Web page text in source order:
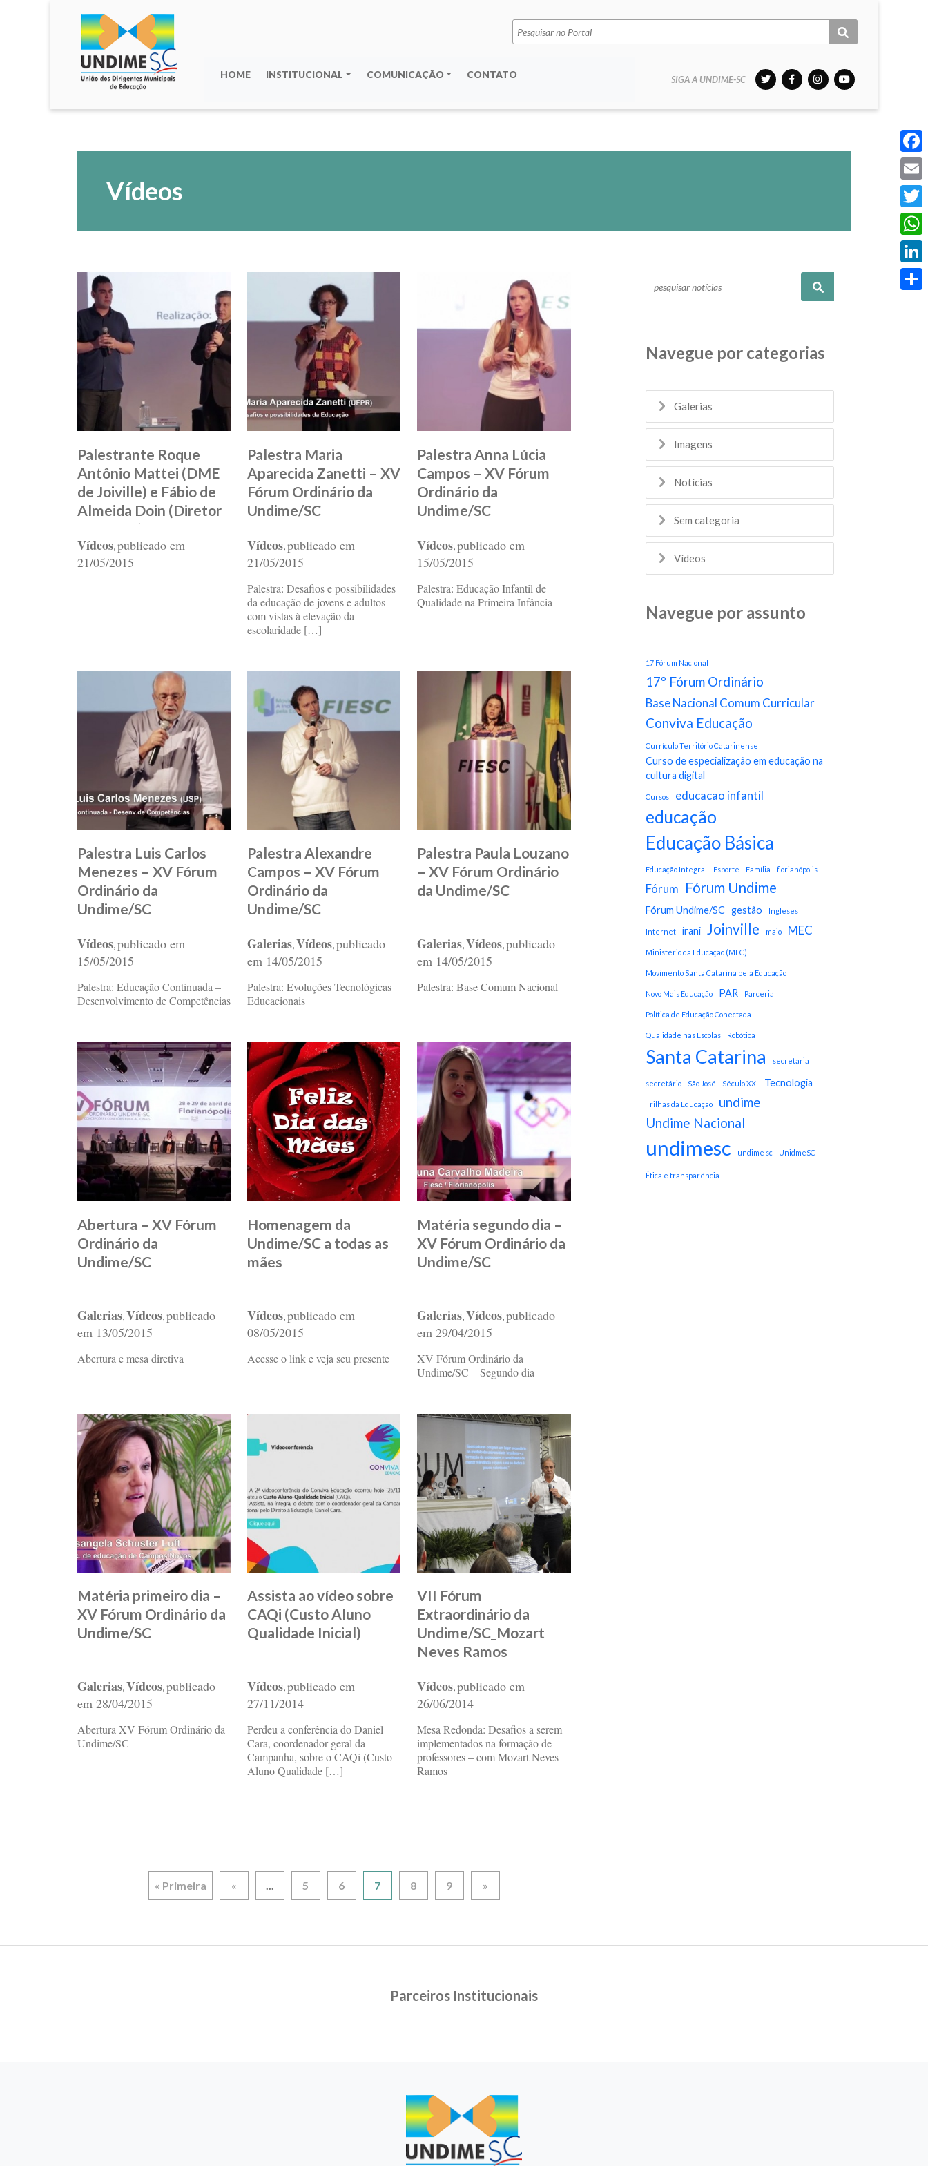
Pesquisar
por:
HOME INSTITUCIONAL COMUNICAÇÃO CONTATO SIGA A UNDIME-SC
Vídeos
Palestrante Roque
Antônio Mattei (DME
de Joiville) e Fábio de
Almeida Doin (Diretor
da Escola)
Vídeos publicado em
21/05/2015
Palestra Maria
Aparecida Zanetti – XV
Fórum Ordinário da
Undime/SC
Vídeos ,publicado em
21/05/2015
Palestra: Desafios e possibilidades
da educação de jovens e adultos
com vistas à elevação da
escolaridade […]
Palestra Anna Lúcia
Campos – XV Fórum
Ordinário da
Undime/SC
Vídeos ,publicado em
15/05/2015
Palestra: Educação Infantil de
Qualidade na Primeira Infância
Palestra Luis Carlos
Menezes – XV Fórum
Ordinário da
Undime/SC
Vídeos,publicado em
15/05/2015
Palestra: Educação Continuada –
Desenvolvimento de Competências
Palestra Alexandre
Campos – XV Fórum
Ordinário da
Undime/SC
Galerias,Vídeos,publicado
em 14/05/2015
Palestra: Evoluções Tecnológicas
Educacionais
Palestra Paula Louzano
– XV Fórum Ordinário
da Undime/SC
Galerias,Vídeos,publicado
em 14/05/2015
Palestra: Base Comum Nacional
Abertura – XV Fórum
Ordinário da
Undime/SC
Galerias Vídeos publicado
em 13/05/2015
Abertura e mesa diretiva
Homenagem da
Undime/SC a todas as
mães
Vídeos ,publicado em
08/05/2015
Acesse o link e veja seu presente
Matéria segundo dia –
XV Fórum Ordinário da
Undime/SC
Galerias ,Vídeos ,publicado
em29/04/2015
XV Fórum Ordinário da
Undime/SC – Segundo dia
Matéria primeiro dia –
XV Fórum Ordinário da
Undime/SC
Galerias,Vídeos,publicado
em 28/04/2015
Abertura XV Fórum Ordinário da
Undime/SC
Assista ao vídeo sobre
CAQi (Custo Aluno
Qualidade Inicial)
Vídeos,publicado em
27/11/2014
Perdeu a conferência do Daniel
Cara, coordenador geral da
Campanha, sobre o CAQi (Custo
Aluno Qualidade […]
VII Fórum
Extraordinário da
Undime/SC_Mozart
Neves Ramos
Vídeos,publicado em
26/06/2014
Mesa Redonda: Desafios a serem
implementados na formação de
professores – com Mozart Neves
Ramos
« Primeira « ... 5 6 7 8 9 »
Navegue por categorias
Galerias
Imagens
Notícias
Sem categoria
Vídeos
Navegue por assunto
17 Fórum Nacional
17º Fórum Ordinário
Base Nacional Comum Curricular
Conviva Educação
Currículo Território Catarinense
Curso de especialização em educação na
cultura digital
Cursos educacao infantil
educação
Educação Básica
Educação Integral Esporte Família florianópolis
Fórum Fórum Undime
Fórum Undime/SC gestão Ingleses
Internet irani Joinville maio MEC
Ministério da Educação (MEC)
Movimento Santa Catarina pela Educação
Novo Mais Educação PAR Parceria
Política de Educação Conectada
Qualidade nas Escolas Robótica
Santa Catarina secretaria
secretário São José Século XXI Tecnologia
Trilhas da Educação
undime
Undime Nacional
undimesc undime sc UnidmeSC
Ética e transparência
Parceiros Institucionais
Email